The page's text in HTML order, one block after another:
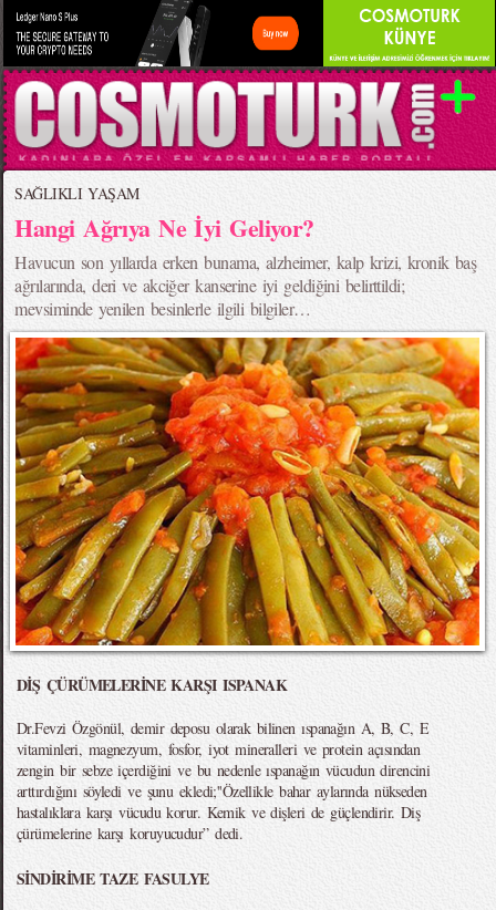
SAĞLIKLI YAŞAM
Hangi Ağrıya Ne İyi Geliyor?
Havucun son yıllarda erken bunama, alzheimer, kalp krizi, kronik baş
ağrılarında, deri ve akciğer kanserine iyi geldiğini belirttildi;
mevsiminde yenilen besinlerle ilgili bilgiler…
DİŞ ÇÜRÜMELERİNE KARŞI ISPANAK
Dr.Fevzi Özgönül, demir deposu olarak bilinen ıspanağın A, B, C, E
vitaminleri, magnezyum, fosfor, iyot mineralleri ve protein açısından
zengin bir sebze içerdiğini ve bu nedenle ıspanağın vücudun direncini
arttırdığını söyledi ve şunu ekledi;''Özellikle bahar aylarında nükseden
hastalıklara karşı vücudu korur. Kemik ve dişleri de güçlendirir. Diş
çürümelerine karşı koruyucudur” dedi.
SİNDİRİME TAZE FASULYE